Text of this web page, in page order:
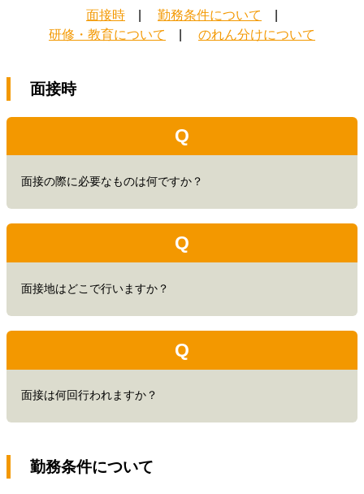
面接時
勤務条件について
研修・教育について
のれん分けについて
面接時
Q
面接の際に必要なものは何ですか？
Q
面接地はどこで行いますか？
Q
面接は何回行われますか？
勤務条件について